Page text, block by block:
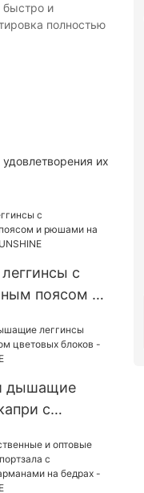
и
полностью
их
с
поясом и
дышащие
с